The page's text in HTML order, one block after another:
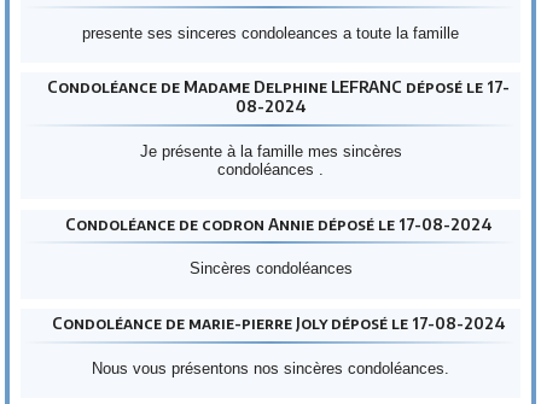
presente ses sinceres condoleances a toute la famille
Condoléance de Madame Delphine LEFRANC déposé le 17-
08-2024
Je présente à la famille mes sincères
condoléances .
Condoléance de codron Annie déposé le 17-08-2024
Sincères condoléances
Condoléance de marie-pierre Joly déposé le 17-08-2024
Nous vous présentons nos sincères condoléances.